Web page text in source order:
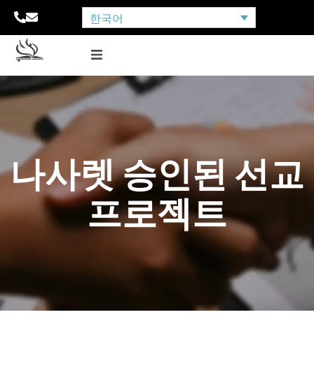
한국어
나사렛 승인된 선교
프로젝트